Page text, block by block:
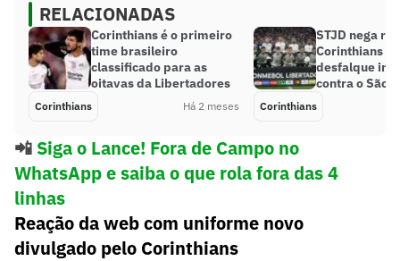
RELACIONADAS
Corinthians é o primeiro
time brasileiro
classificado para as
oitavas da Libertadores
Corinthians Há 2 meses
STJD nega
Corinthians
desfalque
contra o São
Corinthians
📲 Siga o Lance! Fora de Campo no
WhatsApp e saiba o que rola fora das 4
linhas
Reação da web com uniforme novo
divulgado pelo Corinthians